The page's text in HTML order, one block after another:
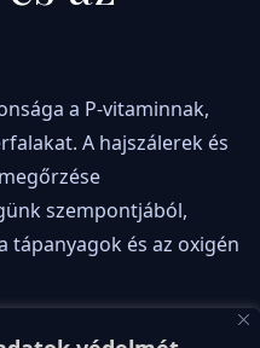
a P-vitaminnak,
A hajszálerek és
szempontjából,
tápanyagok és az oxigén
meggyengülnek,